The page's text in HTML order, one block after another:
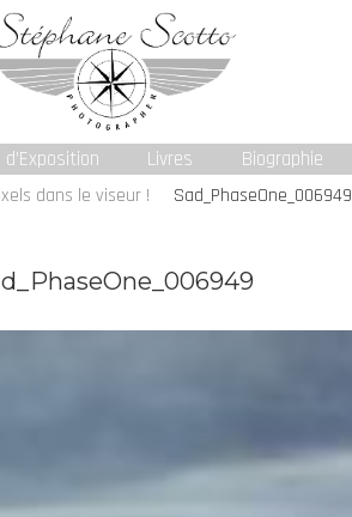
Livres Biographie
dans le viseur ! Sad_PhaseOne_006949